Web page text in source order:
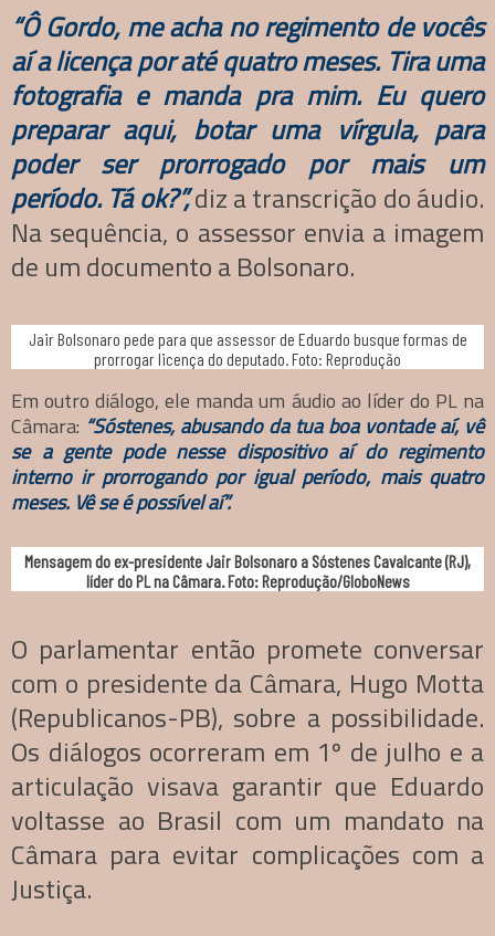
“Ô Gordo, me acha no regimento de vocês
aí a licença por até quatro meses. Tira uma
fotografia e manda pra mim. Eu quero
preparar aqui, botar uma vírgula, para
poder ser prorrogado por mais um
período. Tá ok?”,diz a transcrição do áudio.
Na sequência, o assessor envia a imagem
de um documento a Bolsonaro.
Jair Bolsonaro pede para que assessor de Eduardo busque formas de
prorrogar licença do deputado. Foto: Reprodução
Em outro diálogo, ele manda um áudio ao líder do PL na
Câmara: “Sóstenes, abusando da tua boa vontade aí, vê
se a gente pode nesse dispositivo aí do regimento
interno ir prorrogando por igual período, mais quatro
meses. Vê se é possível aí”.
Mensagem do ex-presidente Jair Bolsonaro a Sóstenes Cavalcante (RJ),
líder do PL na Câmara. Foto: Reprodução/GloboNews
O parlamentar então promete conversar
com o presidente da Câmara, Hugo Motta
(Republicanos-PB), sobre a possibilidade.
Os diálogos ocorreram em 1º de julho e a
articulação visava garantir que Eduardo
voltasse ao Brasil com um mandato na
Câmara para evitar complicações com a
Justiça.